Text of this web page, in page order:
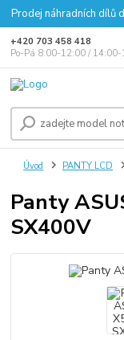
Prodej náhradních dílů
+420 703 458 418
Po-Pá 8:00-12:00 /
Úvod PANTY LCD
Panty
SX400V